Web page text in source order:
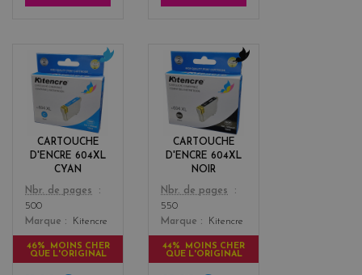
CARTOUCHE
D'ENCRE 604XL
CYAN
Color
y
a
n
Nbr. de pages
500
Marque
Kitencre
46% MOINS CHER
QUE L'ORIGINAL
CARTOUCHE
D'ENCRE 604XL
NOIR
Color
b
l
k
Nbr. de pages
550
Marque
Kitencre
44% MOINS CHER
QUE L'ORIGINAL